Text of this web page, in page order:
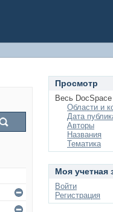
Просмотр
Весь DocSpace
Области и
Дата
Авторы
Названия
Тематика
Моя учетная
Войти
Регистрация